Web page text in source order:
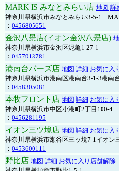
MARK IS みなとみらい店 地図 詳
神奈川県横浜市みなとみらい3-5-1
： 0456805651
金沢八景店(イオン金沢八景店)
神奈川県横浜市金沢区泥亀1-27-1
： 0457913781
港南台バーズ店 地図 詳細 お気に入
神奈川県横浜市港南区港南台3-1-3港南
： 0458305081
本牧フロント店 地図 詳細 お気に入
神奈川県横浜市中区小港町2丁目100-4
： 0456281195
イオン三ツ境店 地図 詳細 お気に入
神奈川県横浜市瀬谷区三ッ境7-1イオン
： 0453600111
野比店 地図 詳細 お気に入り店舗解除